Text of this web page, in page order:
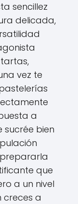
sencillez
delicada,
vez te
a
sucrée bien
que
a un nivel
creces a